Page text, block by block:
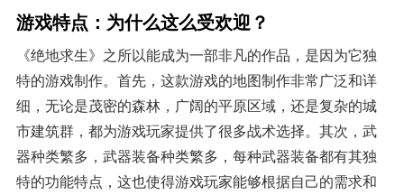
游戏特点：为什么这么受欢迎？
《绝地求生》之所以能成为一部非凡的作品，是因为它独
特的游戏制作。首先，这款游戏的地图制作非常广泛和详
细，无论是茂密的森林，广阔的平原区域，还是复杂的城
市建筑群，都为游戏玩家提供了很多战术选择。其次，武
器种类繁多，武器装备种类繁多，每种武器装备都有其独
特的功能特点，这也使得游戏玩家能够根据自己的需求和